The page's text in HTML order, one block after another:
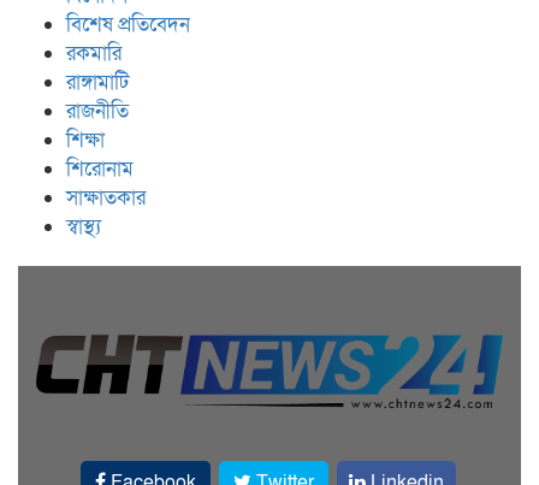
বিশেষ প্রতিবেদন
রকমারি
রাঙ্গামাটি
রাজনীতি
শিক্ষা
শিরোনাম
সাক্ষাতকার
স্বাস্থ্য